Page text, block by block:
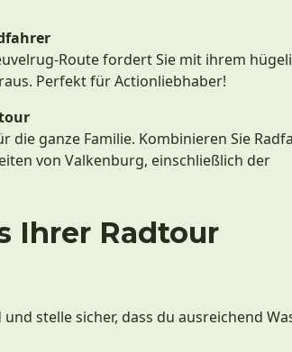
Route fordert Sie mit ihrem
Perfekt für Actionliebhaber!
ganze Familie. Kombinieren Sie
von Valkenburg, einschließlich der
Ihrer Radtour
stelle sicher, dass du ausreichend